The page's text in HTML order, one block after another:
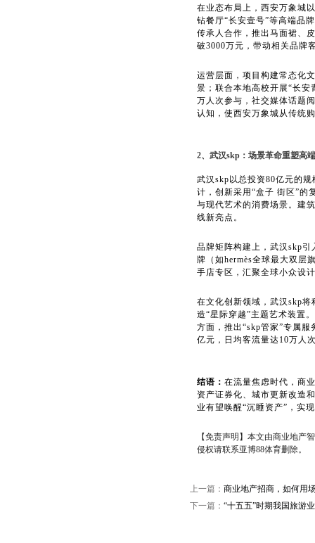
在业态布局上，西安万象城
钻餐厅“长安壹号”等高端品
传承人合作，推出马面裙、
破3000万元，带动相关品牌
运营层面，项目构建常态化
景；联合本地高校开展“长
万人次参与，社交媒体话题
认知，使西安万象城从传统
2、武汉skp：场景革命重塑高
武汉skp以总投资80亿元的
计，创新采用“盒子 街区”的
与现代艺术的消费场景。建
线新亮点。
品牌矩阵构建上，武汉skp
牌（如hermès全球最大双层
手店专区，汇聚全球小众设
在文化创新领域，武汉skp
造“星际穿越”主题艺术装置
方面，推出“skp管家”专属
亿元，日均客流量达10万人
结语： 在流量焦虑时代，商
资产证券化、城市更新改造
业有望唤醒“沉睡资产”，实
【免责声明】本文由商业地产
侵权请联系亚博88体育删除。
上一篇： 商业地产招商，如何用
下一篇： “十五五”时期我国旅游